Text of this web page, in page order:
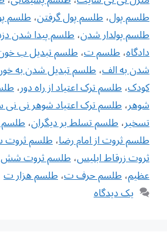
طلسم پول،طلسم پول گرفتن،طلسم
طلسم پولدار شدن،طلسم پیدا شدن
دادگاه،طلسم ت،طلسم تبدیل ب
شدن به الف،طلسم تبدیل شدن به
کودک،طلسم ترک اعتیاد از راه دور،
شوهر،طلسم ترک اعتیاد شوهر نی
تسخیر،طلسم تسلط بر دیگران،
طلسم ثروت از امام رضا،طلسم ثروت
ثروت زرقاط ابلیس،طلسم ثروت
عظیم،طلسم حرف ت،طلسم هزار ت
یک دیدگاه